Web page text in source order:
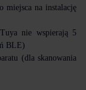
miejsca na instalację
nie wspierają 5
BLE)
(dla skanowania